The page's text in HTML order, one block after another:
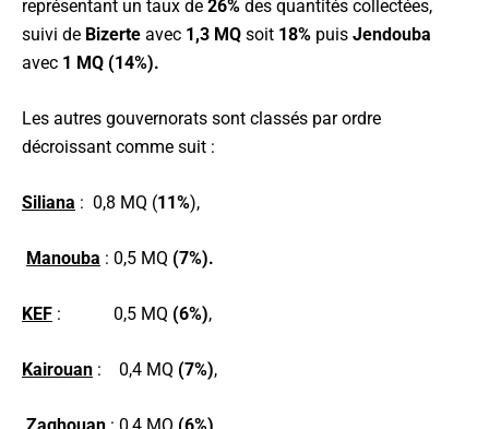
représentant un taux de 26% des quantités collectées,
suivi de Bizerte avec 1,3 MQ soit 18% puis Jendouba
avec 1 MQ (14%).
Les autres gouvernorats sont classés par ordre
décroissant comme suit :
Siliana : 0,8 MQ (11%),
Manouba : 0,5 MQ (7%).
KEF : 0,5 MQ (6%),
Kairouan : 0,4 MQ (7%),